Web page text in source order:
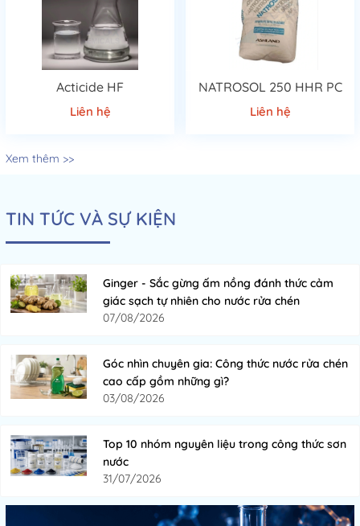
Acticide HF
Liên hệ
NATROSOL 250 HHR PC
Liên hệ
Xem thêm >>
TIN TỨC VÀ SỰ KIỆN
Ginger - Sắc gừng ấm nồng đánh thức cảm
giác sạch tự nhiên cho nước rửa chén
07/08/2026
Góc nhìn chuyên gia: Công thức nước rửa chén
cao cấp gồm những gì?
03/08/2026
Top 10 nhóm nguyên liệu trong công thức sơn
nước
31/07/2026